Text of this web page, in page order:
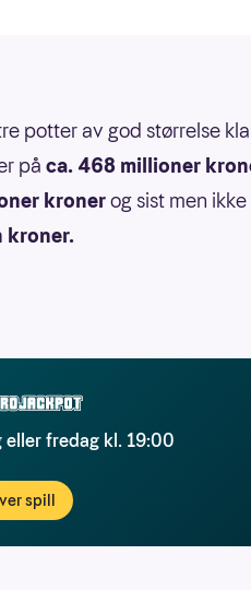
potter av god størrelse
på ca. 468 millioner
kronerog sist men
kroner.
fredag kl. 19:00
spill